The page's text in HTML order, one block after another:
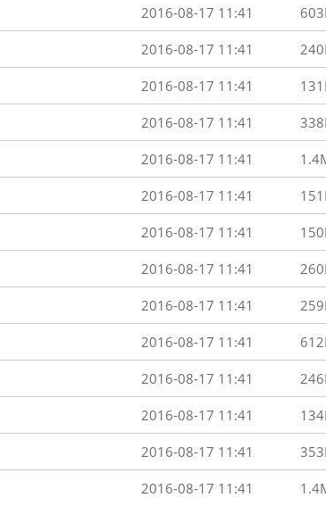
2016-08-17 11:41
2016-08-17 11:41
2016-08-17 11:41
2016-08-17 11:41
2016-08-17 11:41
2016-08-17 11:41
2016-08-17 11:41
2016-08-17 11:41
2016-08-17 11:41
2016-08-17 11:41
2016-08-17 11:41
2016-08-17 11:41
2016-08-17 11:41
2016-08-17 11:41